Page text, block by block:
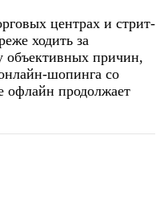
центрах и стрит-
ходить за
объективных причин,
шопинга со
офлайн продолжает